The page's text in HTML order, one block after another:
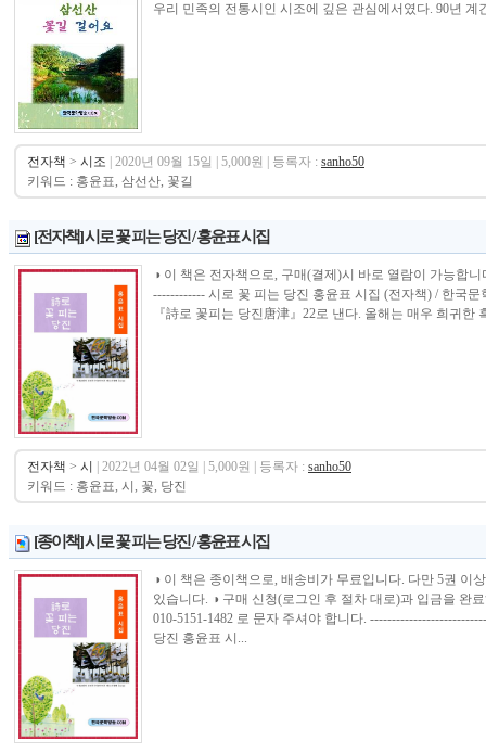
우리 민족의 전통시인 시조에 깊은 관심에서였다. 90년 계
전자책 > 시조 | 2020년 09월 15일 | 5,000원 | 등록자 : sanho50
키워드 : 홍윤표, 삼선산, 꽃길
[전자책] 시로 꽃 피는 당진 / 홍윤표 시집
◑ 이 책은 전자책으로, 구매(결제)시 바로 열람이 가능합
------------ 시로 꽃 피는 당진 홍윤표 시집 (전자책) / 한국
『詩로 꽃피는 당진唐津』22로 낸다. 올해는 매우 희귀한
전자책 > 시 | 2022년 04월 02일 | 5,000원 | 등록자 : sanho50
키워드 : 홍윤표, 시, 꽃, 당진
[종이책] 시로 꽃 피는 당진 / 홍윤표 시집
◑ 이 책은 종이책으로, 배송비가 무료입니다. 다만 5권 이
있습니다. ◑ 구매 신청(로그인 후 절차 대로)과 입금을 완
010-5151-1482 로 문자 주셔야 합니다.
당진 홍윤표 시...